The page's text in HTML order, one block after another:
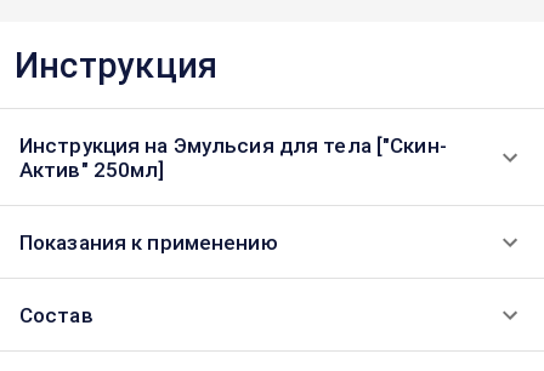
Инструкция
Инструкция на Эмульсия для тела ["Скин-
Актив" 250мл]
Показания к применению
Состав